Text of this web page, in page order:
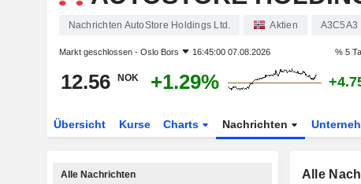
Nachrichten AutoStore Holdings Ltd. Aktien A3C5A3
Markt geschlossen - Oslo Bors 16:45:00 07.08.2026 % 5
12.56 NOK +1.29%
Übersicht Kurse Charts Nachrichten
Alle
Alle Nachrichten